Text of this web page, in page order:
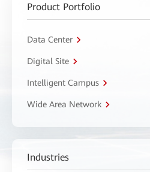
Product Portfolio
Data Center
Digital Site
Intelligent Campus
Wide Area Network
Industries